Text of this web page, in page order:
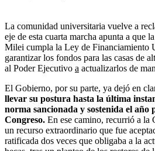
La comunidad universitaria vuelve a
eje de esta cuarta marcha apunta a que
Milei cumpla la Ley de Financiamiento
garantizar los fondos para las casas de
al Poder Ejecutivo a actualizarlos de
El Gobierno, por su parte, ya dejó en
llevar su postura hasta la última
norma sancionada y sostenida el año
Congreso. En ese camino, recurrió a la
un recurso extraordinario que fue
ratificada dos veces que obligaba a la